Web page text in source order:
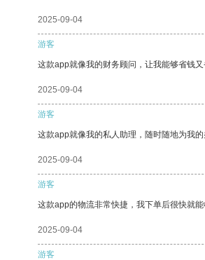
2025-09-04
游客
这款app就像我的财务顾问，让我能够省钱又
2025-09-04
游客
这款app就像我的私人助理，随时随地为我
2025-09-04
游客
这款app的物流非常快捷，我下单后很快就能
2025-09-04
游客